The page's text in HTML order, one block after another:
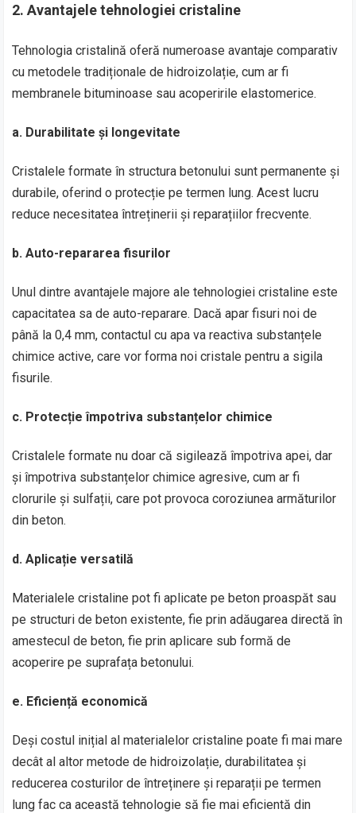
2.Avantajele tehnologiei cristaline
Tehnologia cristalină oferă numeroase avantaje comparativ
cu metodele tradiționale de hidroizolație, cum ar fi
membranele bituminoase sau acoperirile elastomerice.
a. Durabilitate și longevitate
Cristalele formate în structura betonului sunt permanente și
durabile, oferind o protecție pe termen lung. Acest lucru
reduce necesitatea întreținerii și reparațiilor frecvente.
b.Auto-repararea fisurilor
Unul dintre avantajele majore ale tehnologiei cristaline este
capacitatea sa de auto-reparare. Dacă apar fisuri noi de
până la 0,4 mm, contactul cu apa va reactiva substanțele
chimice active, care vor forma noi cristale pentru a sigila
fisurile.
c. Protecție împotriva substanțelor chimice
Cristalele formate nu doar că sigilează împotriva apei, dar
și împotriva substanțelor chimice agresive, cum ar fi
clorurile și sulfații, care pot provoca coroziunea armăturilor
din beton.
d.Aplicație versatilă
Materialele cristaline pot fi aplicate pe beton proaspăt sau
pe structuri de beton existente, fie prin adăugarea directă în
amestecul de beton, fie prin aplicare sub formă de
acoperire pe suprafața betonului.
e. Eficiență economică
Deși costul inițial al materialelor cristaline poate fi mai mare
decât al altor metode de hidroizolație, durabilitatea și
reducerea costurilor de întreținere și reparații pe termen
lung fac ca această tehnologie să fie mai eficientă din